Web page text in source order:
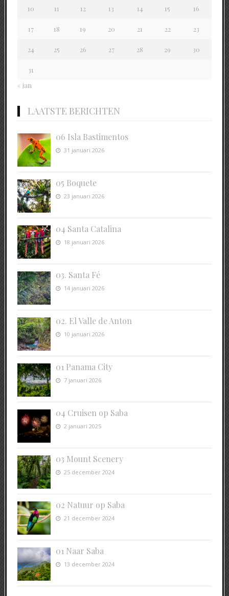
10 11 12 13 14 15 16
17 18 19 20 21 22 23
24 25 26 27 28 29 30
31
« jan
LAATSTE BERICHTEN
06 Isla Bastimentos
31 januari 2026
05 Boquete
23 januari 2026
04 Santa Catalina
18 januari 2026
03. Santa Fé
14 januari 2026
02. El Valle de Anton
10 januari 2026
01 Panama City
7 januari 2026
04 Cruisen op Saba
2 januari 2025
03 Mount Scenery
25 december 2024
02 Natuur op Saba
21 december 2024
01 Naar Saba
13 december 2024